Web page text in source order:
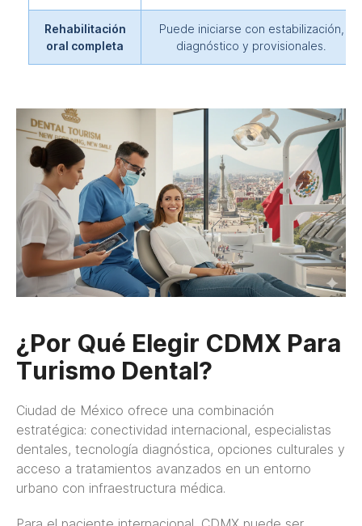
Rehabilitación
oral completa
Puede iniciarse con estabilización,
diagnóstico y provisionales.
¿Por Qué Elegir CDMX Para
Turismo Dental?
Ciudad de México ofrece una combinación
estratégica: conectividad internacional, especialistas
dentales, tecnología diagnóstica, opciones culturales y
acceso a tratamientos avanzados en un entorno
urbano con infraestructura médica.